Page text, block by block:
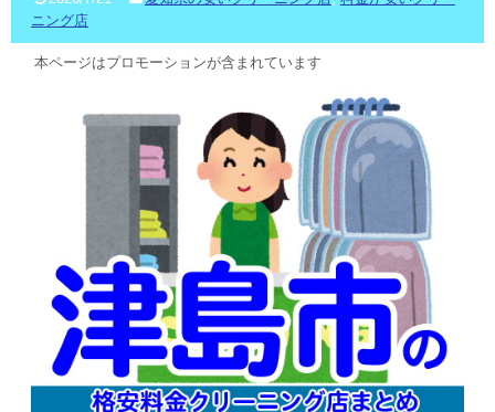
ニング店
本ページはプロモーションが含まれています